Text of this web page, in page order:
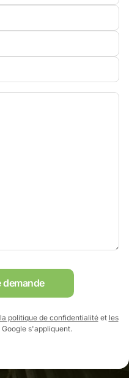
demande
la politique de confidentialitéet les
s'appliquent.